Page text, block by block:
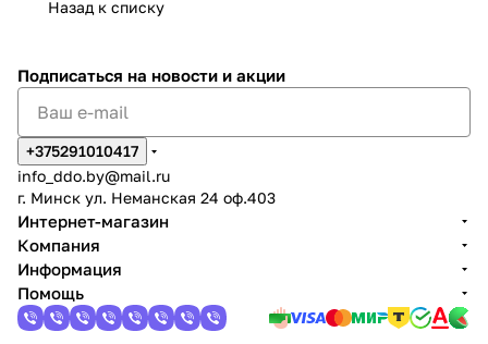
Назад к списку
Подписаться на новости и акции
+375291010417
info_ddo.by@mail.ru
г. Минск ул. Неманская 24 оф.403
Интернет-магазин
Компания
Информация
Помощь